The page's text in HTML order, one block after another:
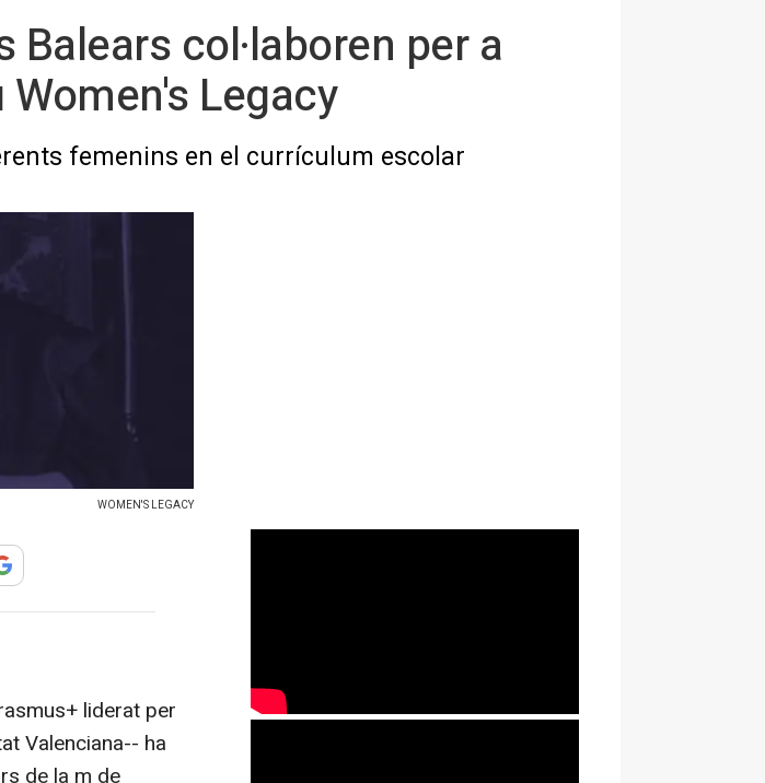
col·laboren per a
Legacy
femenins en el currículum escolar
WOMEN'S LEGACY
liderat per
Valenciana-- ha
de la m de